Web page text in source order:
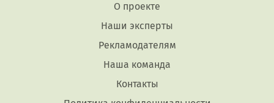
О проекте
Наши эксперты
Рекламодателям
Наша команда
Контакты